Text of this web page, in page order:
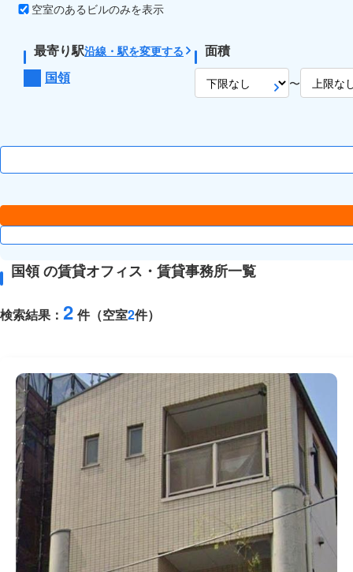
空室のあるビルのみを表示
最寄り駅沿線・駅を変更する
国領
面積
〜
国領 の賃貸オフィス・賃貸事務所一覧
検索結果： 2 件（空室2件）